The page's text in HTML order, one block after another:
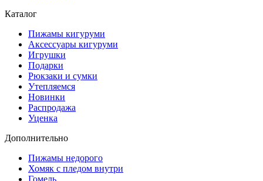
Каталог
Пижамы кигуруми
Аксессуары кигуруми
Игрушки
Подарки
Рюкзаки и сумки
Утепляемся
Новинки
Распродажа
Уценка
Дополнительно
Пижамы недорого
Хомяк с пледом внутри